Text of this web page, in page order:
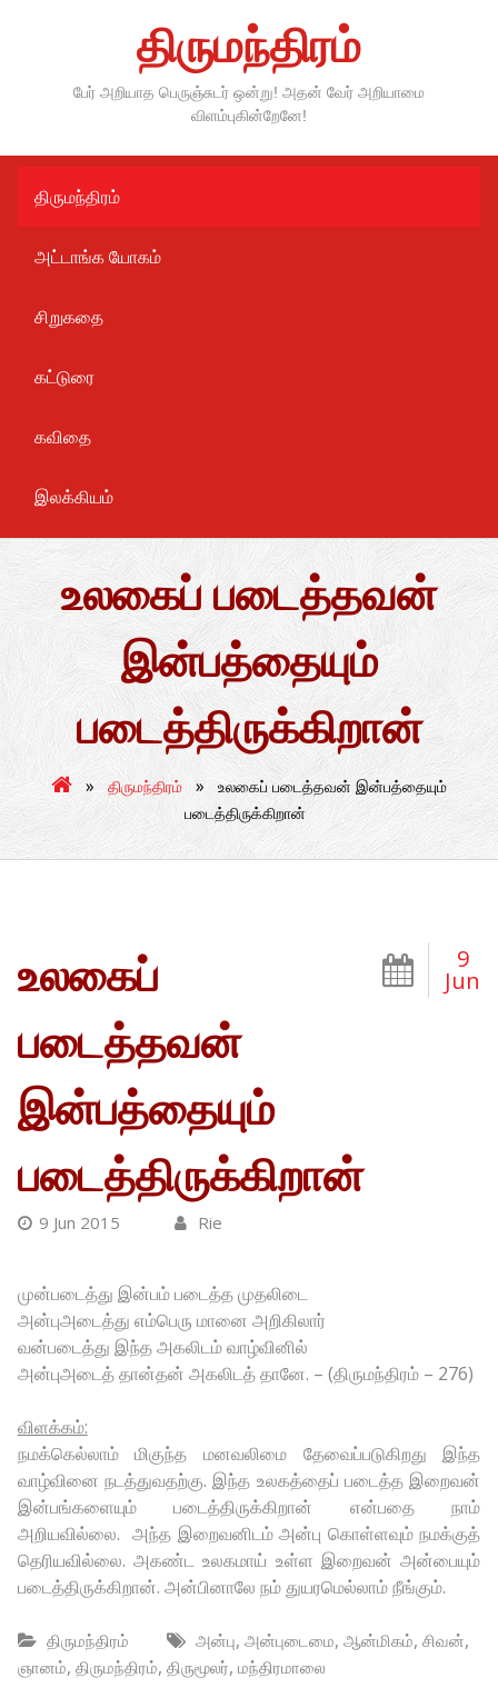
திருமந்திரம்
பேர் அறியாத பெருஞ்சுடர் ஒன்று! அதன் வேர் அறியாமை
விளம்புகின்றேனே!
திருமந்திரம்
அட்டாங்க யோகம்
சிறுகதை
கட்டுரை
கவிதை
இலக்கியம்
உலகைப் படைத்தவன்
இன்பத்தையும்
படைத்திருக்கிறான்
» திருமந்திரம் »
உலகைப் படைத்தவன் இன்பத்தையும்
படைத்திருக்கிறான்
9
Jun
உலகைப்
படைத்தவன்
இன்பத்தையும்
படைத்திருக்கிறான்
9 Jun 2015 Rie
முன்படைத்து இன்பம் படைத்த முதலிடை
அன்புஅடைத்து எம்பெரு மானை அறிகிலார்
வன்படைத்து இந்த அகலிடம் வாழ்வினில்
அன்புஅடைத் தான்தன் அகலிடத் தானே. – (திருமந்திரம் – 276)
விளக்கம்:
நமக்கெல்லாம் மிகுந்த மனவலிமை தேவைப்படுகிறது இந்த
வாழ்வினை நடத்துவதற்கு. இந்த உலகத்தைப் படைத்த இறைவன்
இன்பங்களையும் படைத்திருக்கிறான் என்பதை நாம்
அறியவில்லை. அந்த இறைவனிடம் அன்பு கொள்ளவும் நமக்குத்
தெரியவில்லை. அகண்ட உலகமாய் உள்ள இறைவன் அன்பையும்
படைத்திருக்கிறான். அன்பினாலே நம் துயரமெல்லாம் நீங்கும்.
திருமந்திரம் அன்பு, அன்புடைமை, ஆன்மிகம், சிவன்,
ஞானம், திருமந்திரம், திருமூலர், மந்திரமாலை